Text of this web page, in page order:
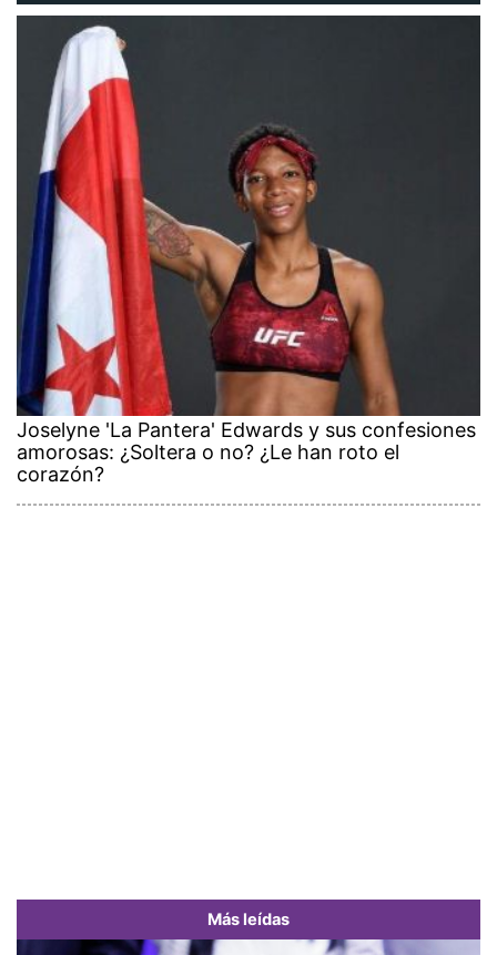
Joselyne 'La Pantera' Edwards y sus confesiones
amorosas: ¿Soltera o no? ¿Le han roto el
corazón?
Más leídas